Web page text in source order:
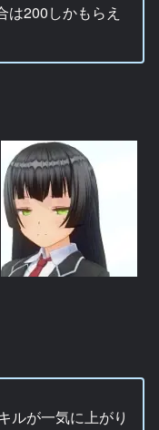
は200しかもらえ
ルが一気に上がり